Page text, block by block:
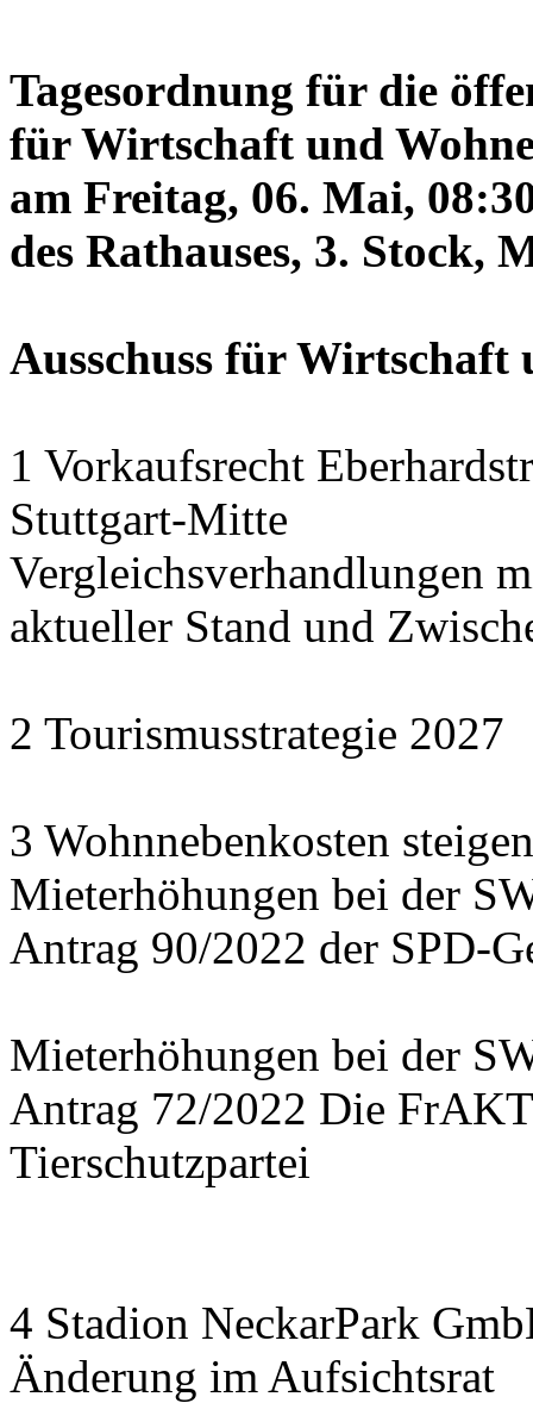
Tagesordnung für die
für Wirtschaft und
am Freitag, 06. Mai,
des Rathauses, 3. Stock,
Ausschuss für Wirtschaft
1 Vorkaufsrecht
Stuttgart-Mitte
Vergleichsverhandlungen
aktueller Stand und
2 Tourismusstrategie 2027
3 Wohnnebenkosten
Mieterhöhungen bei der
Antrag 90/2022 der SPD-
Mieterhöhungen bei der
Antrag 72/2022 Die
Tierschutzpartei
4 Stadion NeckarPark
Änderung im Aufsichtsrat